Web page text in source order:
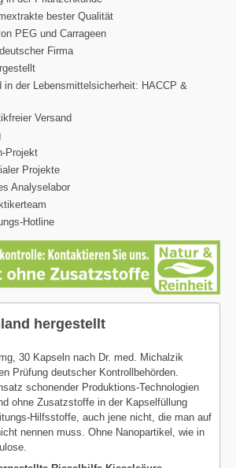
bester Qualität
PEG und Carrageen
Firma
in der Lebensmittelsicherheit: HACCP &
Versand
Projekt
Projekte
Analyselabor
Hotline
hergestellt
30 Kapseln nach Dr. med. Michalzik
Prüfung deutscher Kontrollbehörden.
schonender Produktions-Technologien
ohne Zusatzstoffe in der Kapselfüllung
Hilfsstoffe, auch jene nicht, die man auf
nennen muss. Ohne Nanopartikel, wie in